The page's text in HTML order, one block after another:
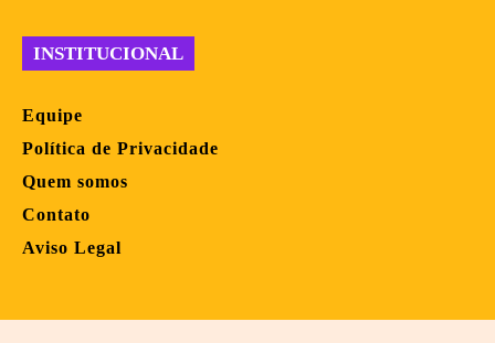
INSTITUCIONAL
Equipe
Política de Privacidade
Quem somos
Contato
Aviso Legal